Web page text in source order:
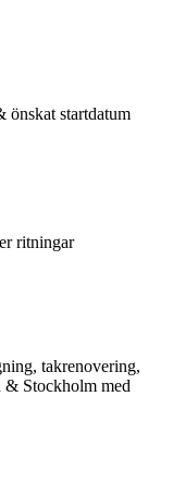
önskat startdatum
ritningar
takrenovering,
& Stockholm med